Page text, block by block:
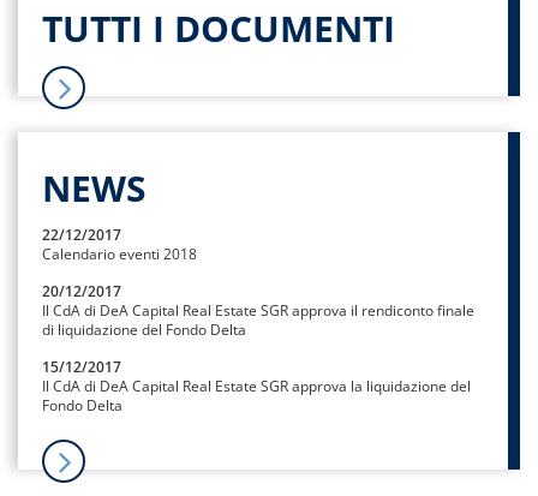
TUTTI I DOCUMENTI
NEWS
22/12/2017
Calendario eventi 2018
20/12/2017
Il CdA di DeA Capital Real Estate SGR approva il rendiconto finale
di liquidazione del Fondo Delta
15/12/2017
Il CdA di DeA Capital Real Estate SGR approva la liquidazione del
Fondo Delta